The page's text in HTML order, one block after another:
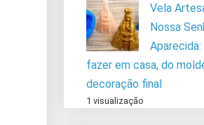
Vela
Nossa
fazer em casa, do
decoração final
1 visualização